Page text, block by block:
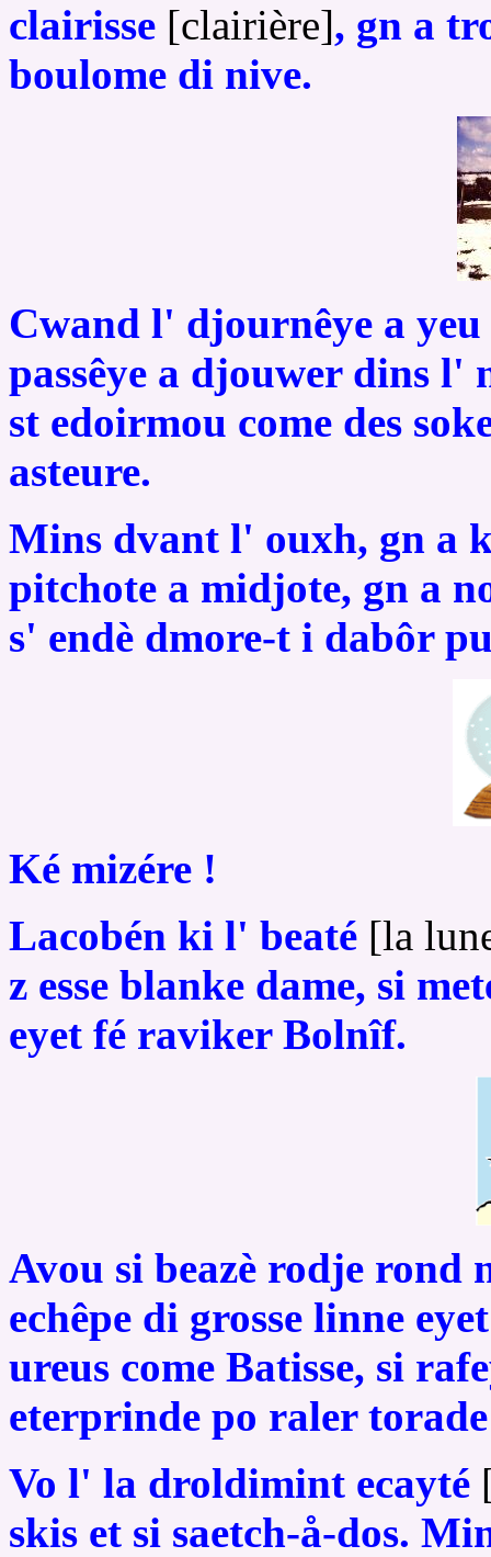
clairisse [clairière], gn a
boulome di nive.
Cwand l' djournêye a
passêye a djouwer dins l'
st edoirmou come des
asteure.
Mins dvant l' ouxh, gn a
pitchote a midjote, gn a
s' endè dmore-t i dabôr
Ké mizére !
Lacobén ki l' beaté [la
z esse blanke dame, si
eyet fé raviker Bolnîf.
Avou si beazè rodje rond
echêpe di grosse linne
ureus come Batisse, si
eterprinde po raler
Vo l' la droldimint ecayté
skis et si saetch-å-dos.